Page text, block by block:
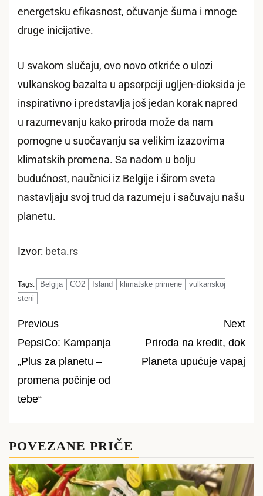
energetsku efikasnost, očuvanje šuma i mnoge
druge inicijative.
U svakom slučaju, ovo novo otkriće o ulozi
vulkanskog bazalta u apsorpciji ugljen-dioksida je
inspirativno i predstavlja još jedan korak napred
u razumevanju kako priroda može da nam
pomogne u suočavanju sa velikim izazovima
klimatskih promena. Sa nadom u bolju
budućnost, naučnici iz Belgije i širom sveta
nastavljaju svoj trud da razumeju i sačuvaju našu
planetu.
Izvor: beta.rs
Tags: Belgija CO2 Island klimatske primene
vulkanskoj
steni
Post
navigation
Previous
PepsiCo: Kampanja
„Plus za planetu –
promena počinje od
tebe“
Next
Priroda na kredit, dok
Planeta upućuje vapaj
POVEZANE PRIČE